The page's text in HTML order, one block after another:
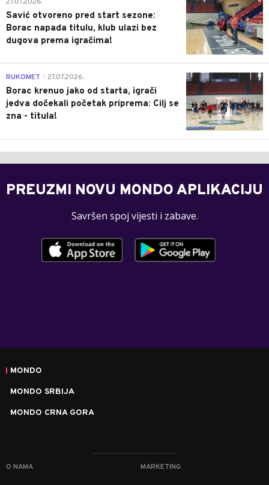
Savić otvoreno pred start sezone:
Borac napada titulu, klub ulazi bez
dugova prema igračima!
0
RUKOMET 27.07.2026.
Borac krenuo jako od starta, igrači
jedva dočekali početak priprema: Cilj se
zna - titula!
PREUZMI NOVU MONDO APLIKACIJU
Savršen spoj vijesti i zabave.
MONDO
MONDO SRBIJA
MONDO CRNA GORA
O NAMA MARKETING